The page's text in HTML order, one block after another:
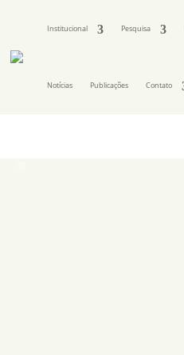
Institucional Pesquisa
Notícias Publicações Contato